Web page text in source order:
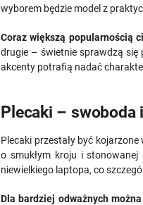
wyborem będzie model z
Coraz większą popularnością
drugie – świetnie sprawdzą się
akcenty potrafią nadać
Plecaki – swoboda
Plecaki przestały być
o smukłym kroju i
niewielkiego laptopa, co
Dla bardziej odważnych